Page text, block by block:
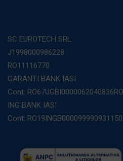
SC EUROTECH SRL
J1998000986228
RO11116770
GARANTI BANK IASI
Cont:
ING BANK IASI
Cont: